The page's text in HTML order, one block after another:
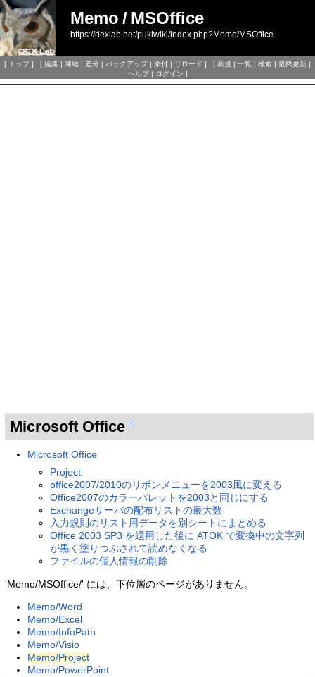
Memo / MSOffice
https://dexlab.net/pukiwiki/index.php?Memo/MSOffice
[ トップ] [ 編集 | 凍結 | 差分 | バックアップ| 添付 | リロード ] [ 新規 | 一覧 | 検索 | 最終更新 |
ヘルプ| ログイン ]
Microsoft Office †
Microsoft Office
Project
office2007/2010のリボンメニューを2003風に変える
Office2007のカラーパレットを2003と同じにする
Exchangeサーバの配布リストの最大数
入力規則のリスト用データを別シートにまとめる
Office 2003 SP3 を適用した後に ATOK で変換中の文字列
が黒く塗りつぶされて読めなくなる
ファイルの個人情報の削除
'Memo/MSOffice/' には、下位層のページがありません。
Memo/Word
Memo/Excel
Memo/InfoPath
Memo/Visio
Memo/Project
Memo/PowerPoint